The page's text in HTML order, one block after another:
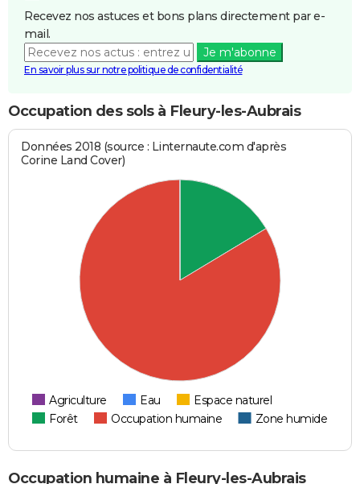
Recevez nos astuces et bons plans directement par e-
mail.
Je m'abonne
En savoir plus sur notre politique de confidentialité
Occupation des sols à Fleury-les-Aubrais
Données 2018 (source : Linternaute.com d'après
Corine Land Cover)
Agriculture Eau
Espace naturel
Forêt
Occupation humaine Zone humide
Occupation humaine à Fleury-les-Aubrais